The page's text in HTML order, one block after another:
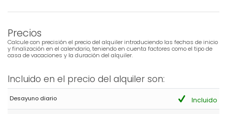
Precios
Calcule con precisión el precio del alquiler introduciendo las fechas de inicio
y finalización en el calendario, teniendo en cuenta factores como el tipo de
casa de vacaciones y la duración del alquiler.
Incluido en el precio del alquiler son:
Desayuno diario Incluido